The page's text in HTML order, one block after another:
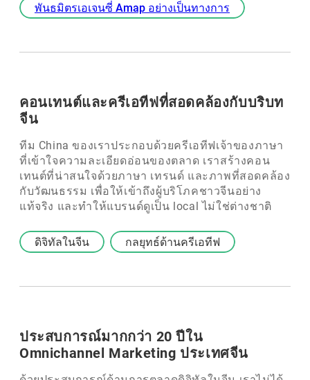
พันธมิตรเอเจนซี่ Amap อย่างเป็นทางการ
คอนเทนต์และครีเอทีฟที่สอดคล้องกับบริบท
จีน
ทีม China ของเราประกอบด้วยครีเอทีฟเจ้าของภาษา
ที่เข้าใจความละเอียดอ่อนของตลาด เราสร้างคอน
เทนต์ที่น่าสนใจด้วยภาษา เทรนด์ และภาพที่สอดคล้อง
กับวัฒนธรรม เพื่อให้เข้าถึงผู้บริโภคชาวจีนอย่าง
แท้จริง และทำให้แบรนด์ดูเป็น local ไม่ใช่ต่างชาติ
ดิจิทัลในจีน กลยุทธ์ด้านครีเอทีฟ
ประสบการณ์มากกว่า 20 ปีใน
Omnichannel Marketing ประเทศจีน